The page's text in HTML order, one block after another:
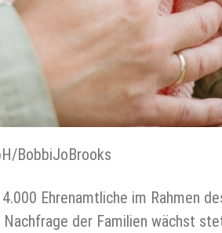
BobbiJoBrooks
Ehrenamtliche im Rahmen
der Familien wächst